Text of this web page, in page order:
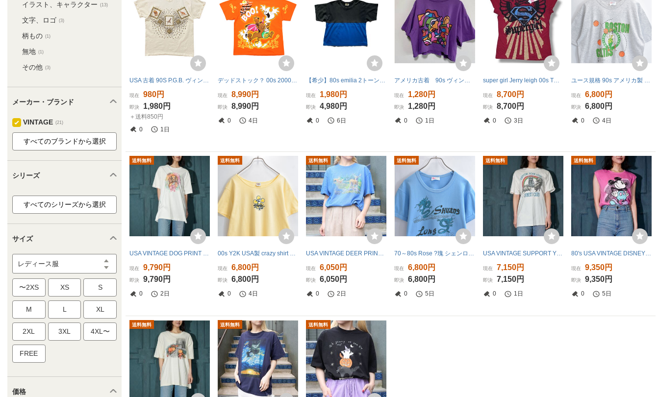
イラスト、キャラクター (13)
文字、ロゴ (3)
柄もの (1)
無地 (1)
その他 (3)
メーカー・ブランド
VINTAGE (21)
シリーズ
サイズ
レディース服
〜2XS XS S
M L XL
2XL 3XL 4XL〜
FREE
価格
USA 古着 90S P.G.B. ヴィンテージ アニマル 刺繍 キリン ライオン トラ レオパード 動物 プリント クルーネック Tシャツ BA2697
現在 980円
即決 1,980円
＋送料850円
0
1日
デッドストック？ 00s 2000年 Y2K ビンテージ SCOOBY DOO スクービードゥー tシャツ キャラクター オレンジ XL 古着 CARTOON NETWORK 90s
現在 8,990円
即決 8,990円
0 4日
【希少】80s emilia 2トーン無地Tシャツ L ボックス丈 USA製 黒青 ビンテージ アメリカ製 ヴィンテージ ビンテージ 古着 短丈 Tee T-Shirts
現在 1,980円
即決 4,980円
0 6日
アメリカ古着 90s ヴィンテージ アートデザイン 半袖 Tシャツ 短丈 シングルステッチ レディース 【Q409】
現在 1,280円
即決 1,280円
0 1日
super girl Jerry leigh 00s Tシャツ デッドストック品 値引可 スーパーガール ウイングマーク ワーナーブラザース アメコミ アニメt ピチt
現在 8,700円
即決 8,700円
0 3日
ユース規格 90s アメリカ製 Hanes ヘインズ 半袖 Tシャツ NBA ボストン セルティックス ライトグレー USED ヴ
現在 6,800円
即決 6,800円
0 4日
送料無料
USA VINTAGE DOG PRINT DESIGN T SHIRT/アメリカ古着わんこプリントデザインTシャツ
現在 9,790円
即決 9,790円
0 2日
送料無料
00s Y2K USA製 crazy shirt クレイジーシャツ シャーカ キャラクター デザイン プリント 半袖 Tシャツ パ
現在 6,800円
即決 6,800円
0 4日
送料無料
USA VINTAGE DEER PRINT DESIGN T SHIRT/アメリカ古着シカプリントデザインTシャツ
現在 6,050円
即決 6,050円
0 2日
送料無料
70～80s Rose ?瑰 シェンロン 神龍 デザイン プリント リンガーTシャツ チャイニーズ ヴィンテージ 半袖 上海 ドラ
現在 6,800円
即決 6,800円
0 5日
送料無料
USA VINTAGE SUPPORT YOUR LOCAL STREET CATS ANIMAL PRINT DESIGN T SHIRT/アメリカ古着アニマルプリントデザインTシャツ
現在 7,150円
即決 7,150円
0 1日
送料無料
80's USA VINTAGE DISNEY CHARACER PRINT DESIGN NO SLEEVE MADE IN USA/80年代アメリカ古着キャラクタープリントデザインノースリーブ
現在 9,350円
即決 9,350円
0 5日
送料無料 送料無料 送料無料